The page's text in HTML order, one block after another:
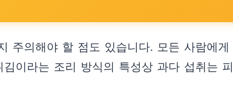
주의해야 할 점도 있습니다. 모든 사람에
이라는 조리 방식의 특성상 과다 섭취는